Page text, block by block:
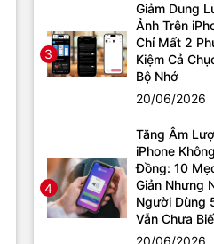
3
Giảm Dung
Ảnh Trên
Chỉ Mất 2
Kiệm Cả
Bộ Nhớ
20/06/2026
4
Tăng Âm
iPhone
Đồng: 10
Giản Nhưng
Người Dùng
Vẫn Chưa